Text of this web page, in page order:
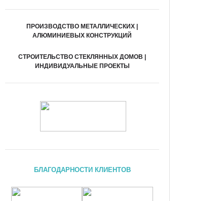
ПРОИЗВОДСТВО МЕТАЛЛИЧЕСКИХ |
АЛЮМИНИЕВЫХ КОНСТРУКЦИЙ
СТРОИТЕЛЬСТВО СТЕКЛЯННЫХ ДОМОВ |
ИНДИВИДУАЛЬНЫЕ ПРОЕКТЫ
БЛАГОДАРНОСТИ КЛИЕНТОВ